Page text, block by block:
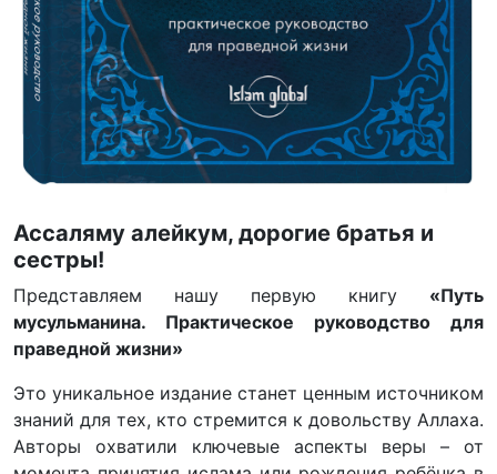
Ассаляму алейкум, дорогие братья и
сестры!
Представляем нашу первую книгу «Путь
мусульманина. Практическое руководство для
праведной жизни»
Это уникальное издание станет ценным источником
знаний для тех, кто стремится к довольству Аллаха.
Авторы охватили ключевые аспекты веры – от